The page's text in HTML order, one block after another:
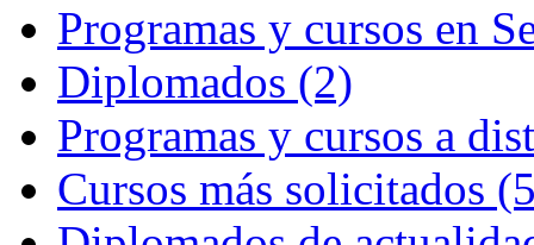
Programas y cursos en
Diplomados (2)
Programas y cursos a
Cursos más solicitados